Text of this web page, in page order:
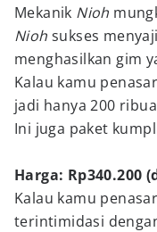
Mekanik Nioh
Nioh sukses
menghasilkan gim
Kalau kamu
jadi hanya 200
Ini juga paket
Harga: Rp340.200
Kalau kamu
terintimidasi